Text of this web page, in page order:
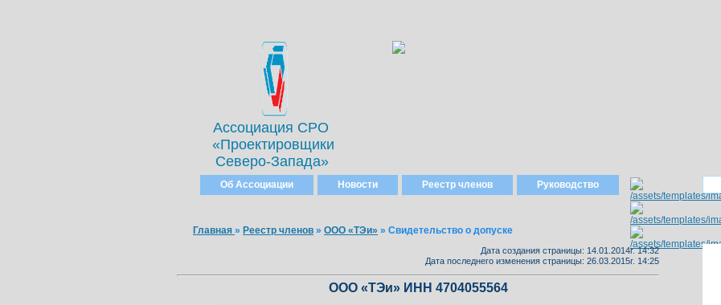
Ассоциация СРО
«Проектировщики
Северо-Запада»
Об Ассоциации Новости Реестр членов Руководство
Главная » Реестр членов » ООО «ТЭи» » Свидетельство о допуске
Дата создания страницы: 14.01.2014г. 14:32
Дата последнего изменения страницы: 26.03.2015г. 14:25
ООО «ТЭи» ИНН 4704055564